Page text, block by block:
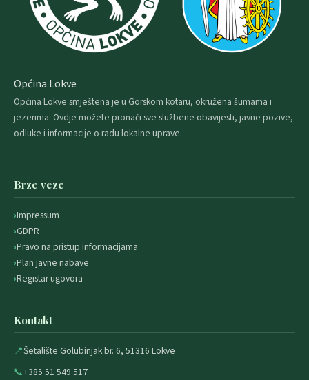
Općina Lokve
Općina Lokve smještena je u Gorskom kotaru, okružena šumama i
jezerima. Ovdje možete pronaći sve službene obavijesti, javne pozive,
odluke i informacije o radu lokalne uprave.
Brze veze
Impressum
GDPR
Pravo na pristup informacijama
Plan javne nabave
Registar ugovora
Kontakt
📍Šetalište Golubinjak br. 6, 51316 Lokve
📞+385 51 549 517